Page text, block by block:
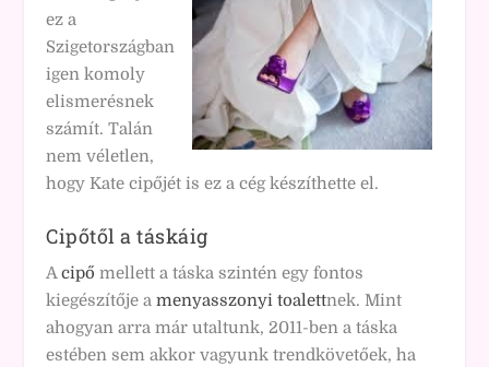
ez a
Szigetországban
igen komoly
elismerésnek
számít. Talán
nem véletlen,
hogy Kate cipőjét is ez a cég készíthette el.
Cipőtől a táskáig
Acipő mellett a táska szintén egy fontos
kiegészítője amenyasszonyi toalettnek. Mint
ahogyan arra már utaltunk, 2011-ben a táska
estében sem akkor vagyunk trendkövetőek, ha